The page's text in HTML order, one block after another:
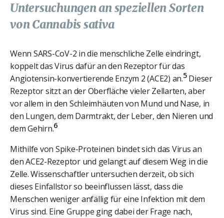
Untersuchungen an speziellen Sorten
vonCannabis sativa
Wenn SARS-CoV-2 in die menschliche Zelle eindringt,
koppelt das Virus dafür an den Rezeptor für das
Angiotensin-konvertierende Enzym 2 (ACE2) an.5Dieser
Rezeptor sitzt an der Oberfläche vieler Zellarten, aber
vor allem in den Schleimhäuten von Mund und Nase, in
den Lungen, dem Darmtrakt, der Leber, den Nieren und
dem Gehirn.6
Mithilfe von Spike-Proteinen bindet sich das Virus an
den ACE2-Rezeptor und gelangt auf diesem Weg in die
Zelle. Wissenschaftler untersuchen derzeit, ob sich
dieses Einfallstor so beeinflussen lässt, dass die
Menschen weniger anfällig für eine Infektion mit dem
Virus sind. Eine Gruppe ging dabei der Frage nach,